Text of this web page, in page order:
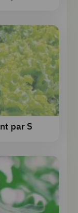
par S